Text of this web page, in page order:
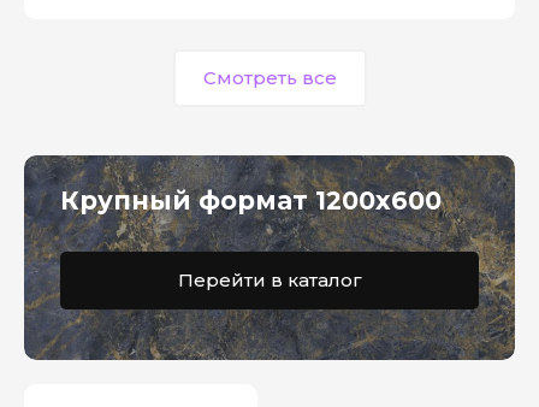
Смотреть все
Крупный формат 1200x600
Перейти в каталог